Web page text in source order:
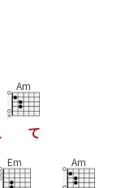
Am
て
Em Am